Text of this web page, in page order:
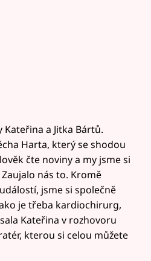
a Jitka Bártů.
Harta, který se shodou
čte noviny a my jsme si
nás to. Kromě
jsme si společně
je třeba kardiochirurg,
Kateřina v rozhovoru
kterou si celou můžete